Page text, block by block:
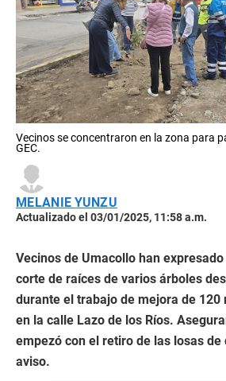
Vecinos se concentraron en la zona para
GEC.
MELANIE YUNZU
Actualizado el 03/01/2025, 11:58 a.m.
Vecinos de Umacollo han
corte de raíces de varios árboles
durante el trabajo de mejora de 120
en la calle Lazo de los Ríos.
empezó con el retiro de las losas
aviso.